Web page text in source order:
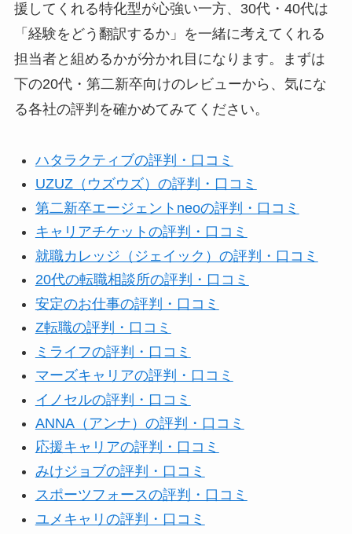
援してくれる特化型が心強い一方、30代・40代は
「経験をどう翻訳するか」を一緒に考えてくれる
担当者と組めるかが分かれ目になります。まずは
下の20代・第二新卒向けのレビューから、気にな
る各社の評判を確かめてみてください。
ハタラクティブの評判・口コミ
UZUZ（ウズウズ）の評判・口コミ
第二新卒エージェントneoの評判・口コミ
キャリアチケットの評判・口コミ
就職カレッジ（ジェイック）の評判・口コミ
20代の転職相談所の評判・口コミ
安定のお仕事の評判・口コミ
Z転職の評判・口コミ
ミライフの評判・口コミ
マーズキャリアの評判・口コミ
イノセルの評判・口コミ
ANNA（アンナ）の評判・口コミ
応援キャリアの評判・口コミ
みけジョブの評判・口コミ
スポーツフォースの評判・口コミ
ユメキャリの評判・口コミ